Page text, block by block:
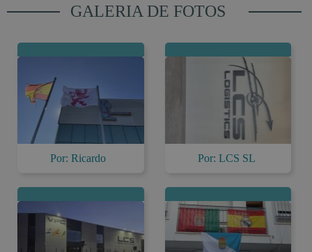
GALERIA DE FOTOS
Por: Ricardo Por: LCS SL